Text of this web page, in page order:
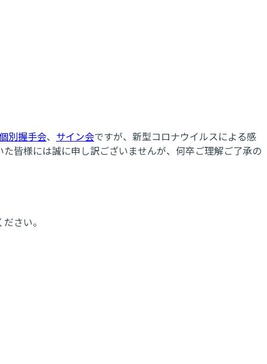
別握手会、 サイン会ですが、新型コロナウイルスによる感
皆様には誠に申し訳ございませんが、何卒ご理解ご了承の
さい。